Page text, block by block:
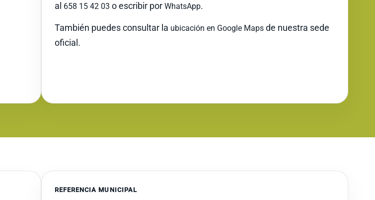
al 658 15 42 03 o escribir por WhatsApp.
También puedes consultar la ubicación en Google Maps de nuestra sede
oficial.
REFERENCIA MUNICIPAL